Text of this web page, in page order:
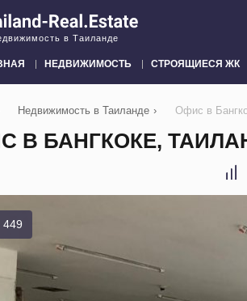
в Таиланде
НЕДВИЖИМОСТЬ СТРОЯЩИЕСЯ ЖК
Недвижимость в Таиланде › Офис в
В БАНГКОКЕ,
449